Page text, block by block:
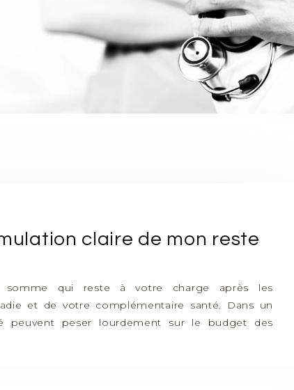
claire de mon reste
qui reste à votre charge après les
et de votre complémentaire santé. Dans un
peuvent peser lourdement sur le budget des